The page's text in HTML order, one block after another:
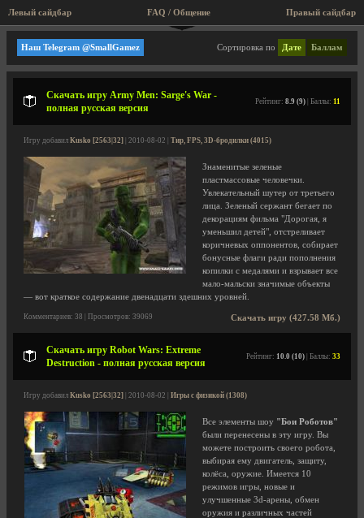
Левый сайдбар Правый сайдбар
FAQ / Общение
Большие игры (Rip, Repack)
Сортировка по Дате Баллам
Наш Telegram @SmallGamez
Скачать игру Army Men: Sarge's War -
полная русская версия
Рейтинг: 8.9 (9) | Баллы: 11
Игру добавил Kusko [2563|32] | 2010-08-02 | Тир, FPS, 3D-бродилки (4015)
Знаменитые зеленые
пластмассовые человечки.
Увлекательный шутер от третьего
лица. Зеленый сержант бегает по
декорациям фильма "Дорогая, я
уменьшил детей", отстреливает
коричневых оппонентов, собирает
бонусные флаги ради пополнения
копилки с медалями и взрывает все
мало-мальски значимые объекты
— вот краткое содержание двенадцати здешних уровней.
Скачать игру (427.58 Мб.)
Комментариев: 38 | Просмотров: 39069
Скачать игру Robot Wars: Extreme
Destruction - полная русская версия
Рейтинг: 10.0 (10) | Баллы: 33
Игру добавил Kusko [2563|32] | 2010-08-02 | Игры с физикой (1308)
Все элементы шоу "Бои Роботов"
были перенесены в эту игру. Вы
можете построить своего робота,
выбирая ему двигатель, защиту,
колёса, оружие. Имеется 10
режимов игры, новые и
улучшенные 3d-арены, обмен
оружия и различных частей